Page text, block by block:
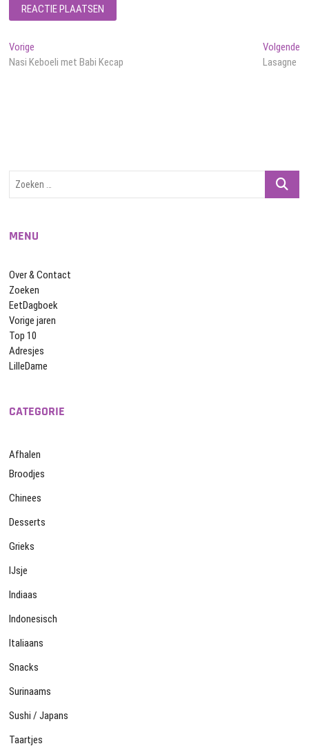
Bericht
navigatie
Vorige
bericht:
Nasi Keboeli met Babi Kecap
Volgende
Lasagne
Zoeken
MENU
Over & Contact
Zoeken
EetDagboek
Vorige jaren
Top 10
Adresjes
LilleDame
CATEGORIE
Afhalen
Broodjes
Chinees
Desserts
Grieks
IJsje
Indiaas
Indonesisch
Italiaans
Snacks
Surinaams
Sushi / Japans
Taartjes